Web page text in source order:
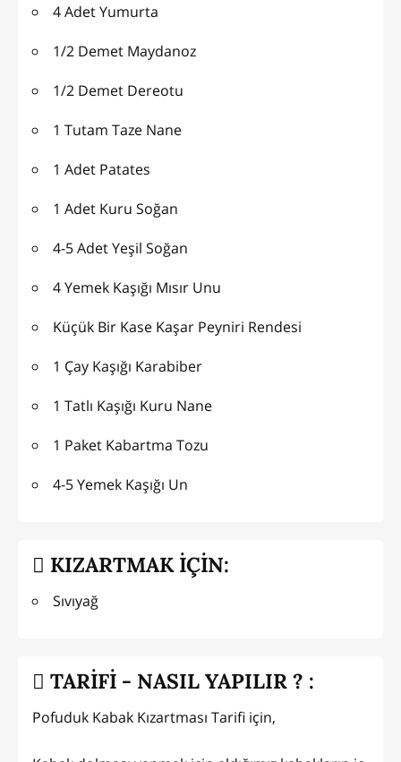
4 Adet Yumurta
1/2 Demet Maydanoz
1/2 Demet Dereotu
1 Tutam Taze Nane
1 Adet Patates
1 Adet Kuru Soğan
4-5 Adet Yeşil Soğan
4 Yemek Kaşığı Mısır Unu
Küçük Bir Kase Kaşar Peyniri Rendesi
1 Çay Kaşığı Karabiber
1 Tatlı Kaşığı Kuru Nane
1 Paket Kabartma Tozu
4-5 Yemek Kaşığı Un
KIZARTMAK İÇİN:
Sıvıyağ
TARİFİ - NASIL YAPILIR ? :
Pofuduk Kabak Kızartması Tarifi için,